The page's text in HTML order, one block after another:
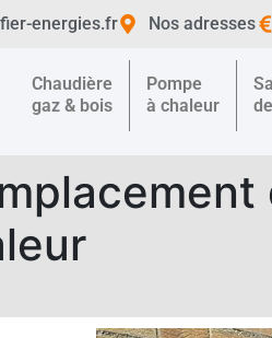
energies.fr Nos adresses
Chaudière
gaz & bois
Pompe
à chaleur